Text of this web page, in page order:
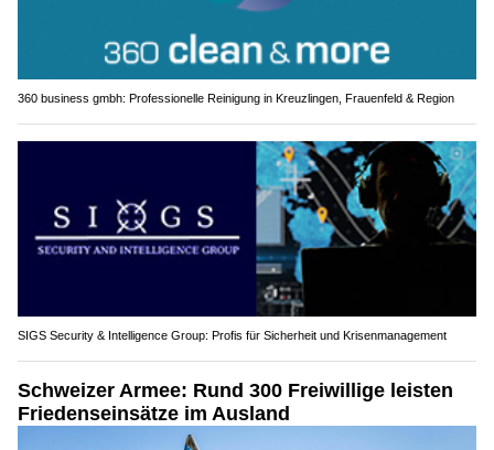
360 business gmbh: Professionelle Reinigung in Kreuzlingen, Frauenfeld & Region
SIGS Security & Intelligence Group: Profis für Sicherheit und Krisenmanagement
Schweizer Armee: Rund 300 Freiwillige leisten
Friedenseinsätze im Ausland